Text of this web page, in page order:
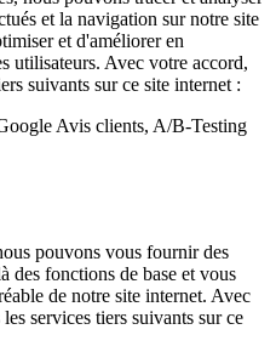
et la navigation sur notre site
et d'améliorer en
utilisateurs. Avec votre accord,
suivants sur ce site internet :
Avis clients, A/B-Testing
pouvons vous fournir des
des fonctions de base et vous
de notre site internet. Avec
services tiers suivants sur ce